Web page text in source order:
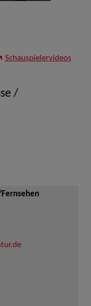
Schauspielervideos
/